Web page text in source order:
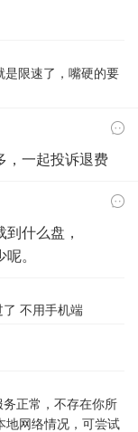
是限速了，嘴硬的要
，一起投诉退费
什么盘，
。
不用手机端
正常，不存在你所
地网络情况，可尝试